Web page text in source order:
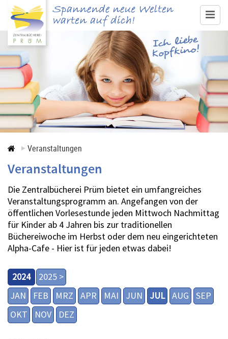
www.buecherei-pruem.de
Medienangebot & Recherche
Ausleihe
Service
Veranstaltungen
Kontakt
Veranstaltungen
Veranstaltungen
Die Zentralbücherei Prüm bietet ein umfangreiches
Veranstaltungsprogramm an. Angefangen von der
öffentlichen Vorlesestunde jeden Mittwoch Nachmittag
für Kinder ab 4 Jahren bis zur traditionellen
Büchereiwoche im Herbst oder dem neu eingerichteten
Alpha-Cafe - Hier ist für jeden etwas dabei!
2024
2025 >
JAN
FEB MRZ APR MAI JUN JUL AUG
SEP
OKT
NOV DEZ